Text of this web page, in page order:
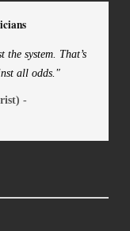
system. That’s
all odds."
-